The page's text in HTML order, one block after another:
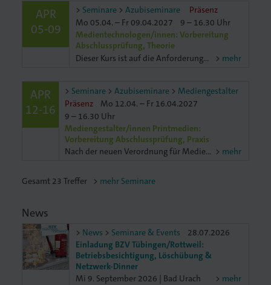
APR
05-09
Seminare Azubiseminare
Präsenz
Mo 05.04. – Fr 09.04.2027
9 – 16.30 Uhr
Medientechnologen/innen: Vorbereitung
Abschlussprüfung, Theorie
Dieser Kurs ist auf die Anforderungen der schriftlichen Abschlussprüfung ausgelegt. Wir fokussieren uns auf typische Prüfungsaufgaben in den Bereichen Fachkunde und Fachmathematik. Richtig messen un
mehr
APR
12-16
Seminare Azubiseminare
Mediengestalter
Präsenz
Mo 12.04. – Fr 16.04.2027
9 – 16.30 Uhr
Mediengestalter/innen Printmedien:
Vorbereitung Abschlussprüfung, Praxis
Nach der neuen Verordnung für Mediengestalter/innen Digital und Print ist die Abschlussprüfung je nach Fachrichtung unterschiedlich. In der Fachrichtung Printmedien müssen Printmedien gestaltet undund
mehr
Gesamt 23 Treffer mehr Seminare
News
News Seminare & Events
28.07.2026
Einladung BZV Tübingen/Rottweil:
Betriebsbesichtigung, Löschübung &
Netzwerk-Dinner
Mi 9. September 2026 | Bad Urach
mehr